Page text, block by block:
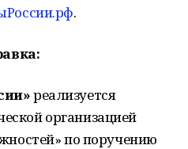
.
реализуется
организацией
по поручению